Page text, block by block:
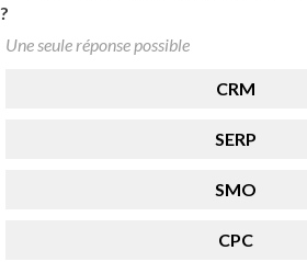
?
Une seule réponse possible
CRM
SERP
SMO
CPC